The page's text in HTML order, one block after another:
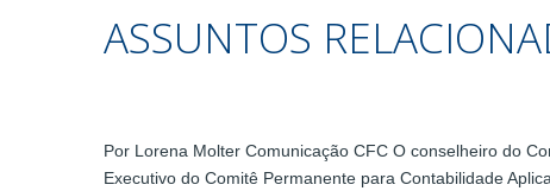
ASSUNTOS
Por Lorena Molter Comunicação CFC O conselheiro do
Executivo do Comitê Permanente para Contabilidade